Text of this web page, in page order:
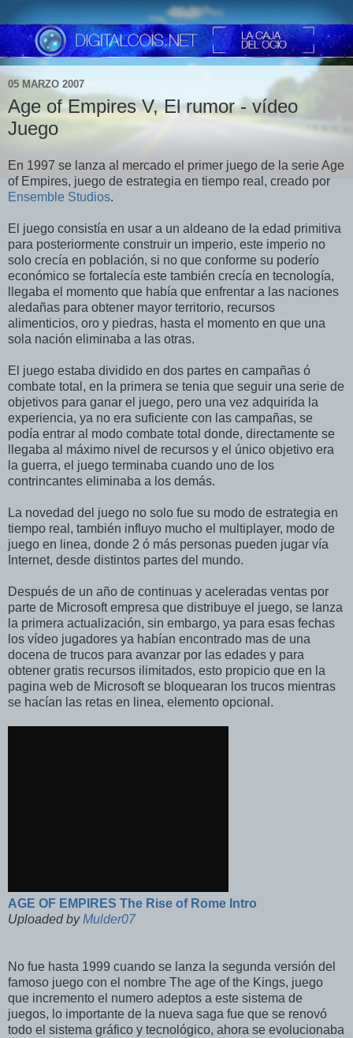
05 MARZO 2007
Age of Empires V, El rumor - vídeo
Juego
En 1997 se lanza al mercado el primer juego de la serie Age
of Empires, juego de estrategia en tiempo real, creado por
Ensemble Studios.
El juego consistía en usar a un aldeano de la edad primitiva
para posteriormente construir un imperio, este imperio no
solo crecía en población, si no que conforme su poderío
económico se fortalecía este también crecía en tecnología,
llegaba el momento que había que enfrentar a las naciones
aledañas para obtener mayor territorio, recursos
alimenticios, oro y piedras, hasta el momento en que una
sola nación eliminaba a las otras.
El juego estaba dividido en dos partes en campañas ó
combate total, en la primera se tenia que seguir una serie de
objetivos para ganar el juego, pero una vez adquirida la
experiencia, ya no era suficiente con las campañas, se
podía entrar al modo combate total donde, directamente se
llegaba al máximo nivel de recursos y el único objetivo era
la guerra, el juego terminaba cuando uno de los
contrincantes eliminaba a los demás.
La novedad del juego no solo fue su modo de estrategia en
tiempo real, también influyo mucho el multiplayer, modo de
juego en linea, donde 2 ó más personas pueden jugar vía
Internet, desde distintos partes del mundo.
Después de un año de continuas y aceleradas ventas por
parte de Microsoft empresa que distribuye el juego, se lanza
la primera actualización, sin embargo, ya para esas fechas
los vídeo jugadores ya habían encontrado mas de una
docena de trucos para avanzar por las edades y para
obtener gratis recursos ilimitados, esto propicio que en la
pagina web de Microsoft se bloquearan los trucos mientras
se hacían las retas en linea, elemento opcional.
AGE OF EMPIRES The Rise of Rome Intro
Uploaded byMulder07
No fue hasta 1999 cuando se lanza la segunda versión del
famoso juego con el nombre The age of the Kings, juego
que incremento el numero adeptos a este sistema de
juegos, lo importante de la nueva saga fue que se renovó
todo el sistema gráfico y tecnológico, ahora se evolucionaba